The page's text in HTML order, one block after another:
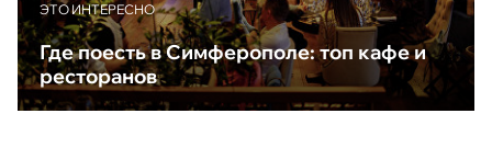
ЭТО ИНТЕРЕСНО
Где поесть в Симферополе: топ кафе и
ресторанов